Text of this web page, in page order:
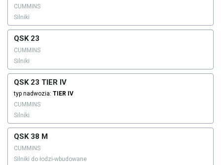
CUMMINS
Silniki
QSK 23
CUMMINS
Silniki
QSK 23 TIER IV
typ nadwozia: TIER IV
CUMMINS
Silniki
QSK 38 M
CUMMINS
Silniki do łodzi-wbudowane